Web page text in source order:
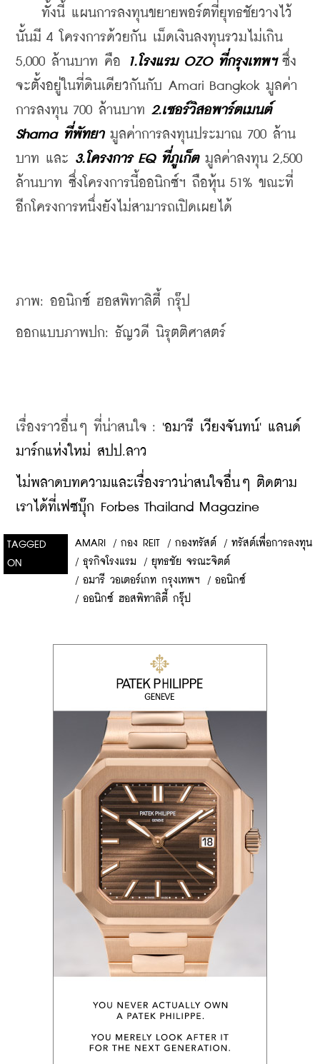
ทั้งนี้ แผนการลงทุนขยายพอร์ตที่ยุทธชัยวางไว้
นั้นมี 4 โครงการด้วยกัน เม็ดเงินลงทุนรวมไม่เกิน
5,000 ล้านบาท คือ
1.โรงแรม OZO ที่กรุงเทพฯ ซึ่ง
จะตั้งอยู่ในที่ดินเดียวกันกับ Amari Bangkok มูลค่า
การลงทุน 700 ล้านบาท 2.เซอร์วิสอพาร์ตเมนต์
Shama ที่พัทยา มูลค่าการลงทุนประมาณ 700 ล้าน
บาท และ 3.โครงการ EQ ที่ภูเก็ต มูลค่าลงทุน 2,500
ล้านบาท ซึ่งโครงการนี้ออนิกซ์ฯ ถือหุ้น 51% ขณะที่
อีกโครงการหนึ่งยังไม่สามารถเปิดเผยได้
ภาพ: ออนิกซ์ ฮอสพิทาลิตี้ กรุ๊ป
ออกแบบภาพปก: ธัญวดี นิรุตติศาสตร์
เรื่องราวอื่นๆ ที่น่าสนใจ : 'อมารี เวียงจันทน์' แลนด์
มาร์กแห่งใหม่ สปป.ลาว
ไม่พลาดบทความและเรื่องราวน่าสนใจอื่นๆ ติดตาม
เราได้ที่เฟซบุ๊ก Forbes Thailand Magazine
TAGGED
ON
AMARI / กอง REIT / กองทรัสต์ / ทรัสต์เพื่อการลงทุน
/ ธุรกิจโรงแรม / ยุทธชัย จรณะจิตต์
/ อมารี วอเตอร์เกท กรุงเทพฯ / ออนิกซ์
/ ออนิกซ์ ฮอสพิทาลิตี้ กรุ๊ป